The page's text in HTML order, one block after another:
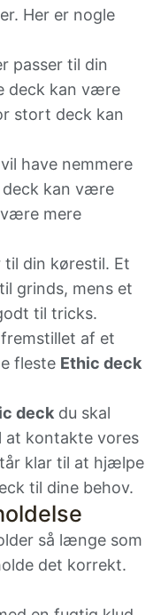
Her er nogle
passer til din
deck kan være
stort deck kan
have nemmere
deck kan være
mere
din kørestil. Et
grinds, mens et
til tricks.
af et
fleste Ethic deck
deck du skal
at kontakte vores
klar til at hjælpe
til dine behov.
så længe som
det korrekt.